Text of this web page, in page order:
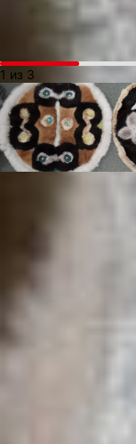
1 из 3
вылечила. Я хоть
делится Екатерина
Но всё это было
в беззаботном
В Марковке Катя
образование в
интернат для
году старшая сестра
жила в пригороде